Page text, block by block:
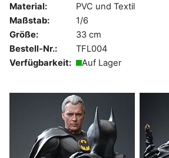
Material:
PVC und Textil
Maßstab:
1/6
Größe:
33 cm
Bestell-Nr.:
TFL004
Verfügbarkeit:
Auf Lager